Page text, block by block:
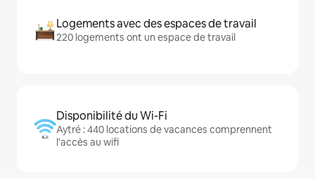
Logements avec des espaces de travail
220 logements ont un espace de travail
Disponibilité du Wi-Fi
Aytré : 440 locations de vacances comprennent
l'accès au wifi